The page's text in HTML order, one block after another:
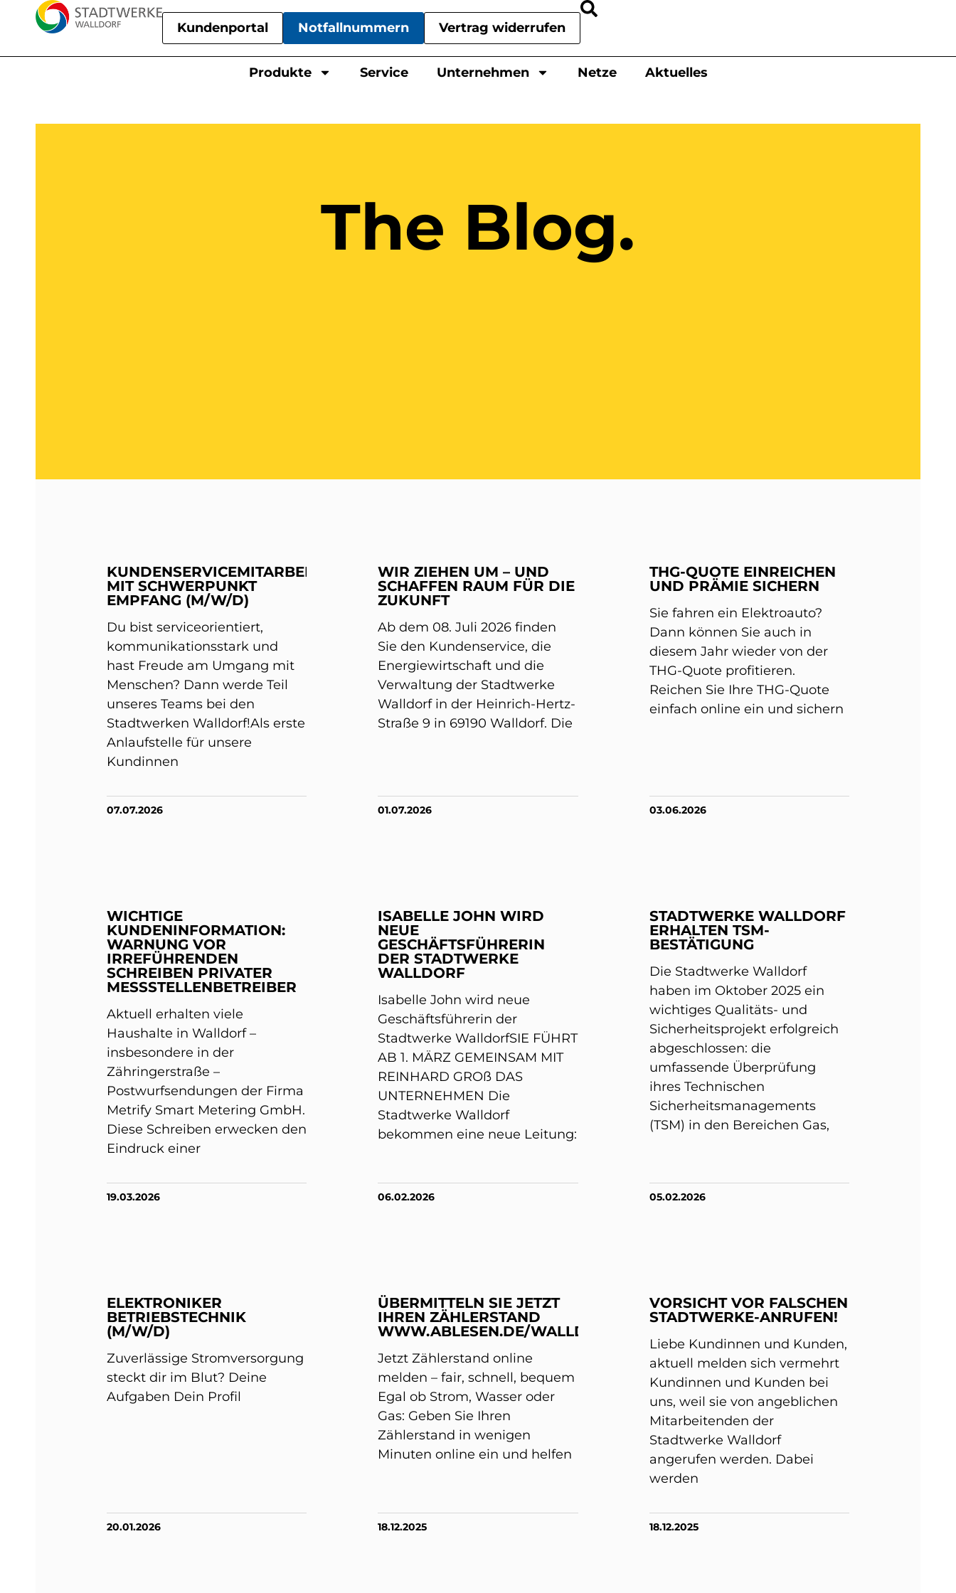
Kundenportal Notfallnummern Vertrag widerrufen
Produkte Service Unternehmen Netze Aktuelles
The Blog.
KUNDENSERVICEMITARBEITER
MIT SCHWERPUNKT
EMPFANG (M/W/D)
Du bist serviceorientiert,
kommunikationsstark und
hast Freude am Umgang mit
Menschen? Dann werde Teil
unseres Teams bei den
Stadtwerken Walldorf!Als erste
Anlaufstelle für unsere
Kundinnen
07.07.2026
WIR ZIEHEN UM – UND
SCHAFFEN RAUM FÜR DIE
ZUKUNFT
Ab dem 08. Juli 2026 finden
Sie den Kundenservice, die
Energiewirtschaft und die
Verwaltung der Stadtwerke
Walldorf in der Heinrich-Hertz-
Straße 9 in 69190 Walldorf. Die
01.07.2026
THG-QUOTE EINREICHEN
UND PRÄMIE SICHERN
Sie fahren ein Elektroauto?
Dann können Sie auch in
diesem Jahr wieder von der
THG-Quote profitieren.
Reichen Sie Ihre THG-Quote
einfach online ein und sichern
03.06.2026
WICHTIGE
KUNDENINFORMATION:
WARNUNG VOR
IRREFÜHRENDEN
SCHREIBEN PRIVATER
MESSSTELLENBETREIBER
Aktuell erhalten viele
Haushalte in Walldorf –
insbesondere in der
Zähringerstraße –
Postwurfsendungen der Firma
Metrify Smart Metering GmbH.
Diese Schreiben erwecken den
Eindruck einer
19.03.2026
ISABELLE JOHN WIRD
NEUE
GESCHÄFTSFÜHRERIN
DER STADTWERKE
WALLDORF
Isabelle John wird neue
Geschäftsführerin der
Stadtwerke WalldorfSIE FÜHRT
AB 1. MÄRZ GEMEINSAM MIT
REINHARD GROß DAS
UNTERNEHMEN Die
Stadtwerke Walldorf
bekommen eine neue Leitung:
06.02.2026
STADTWERKE WALLDORF
ERHALTEN TSM-
BESTÄTIGUNG
Die Stadtwerke Walldorf
haben im Oktober 2025 ein
wichtiges Qualitäts- und
Sicherheitsprojekt erfolgreich
abgeschlossen: die
umfassende Überprüfung
ihres Technischen
Sicherheitsmanagements
(TSM) in den Bereichen Gas,
05.02.2026
ELEKTRONIKER
BETRIEBSTECHNIK
(M/W/D)
Zuverlässige Stromversorgung
steckt dir im Blut? Deine
Aufgaben Dein Profil
20.01.2026
ÜBERMITTELN SIE JETZT
IHREN ZÄHLERSTAND
WWW.ABLESEN.DE/WALLDORF/
Jetzt Zählerstand online
melden – fair, schnell, bequem
Egal ob Strom, Wasser oder
Gas: Geben Sie Ihren
Zählerstand in wenigen
Minuten online ein und helfen
18.12.2025
VORSICHT VOR FALSCHEN
STADTWERKE-ANRUFEN!
Liebe Kundinnen und Kunden,
aktuell melden sich vermehrt
Kundinnen und Kunden bei
uns, weil sie von angeblichen
Mitarbeitenden der
Stadtwerke Walldorf
angerufen werden. Dabei
werden
18.12.2025